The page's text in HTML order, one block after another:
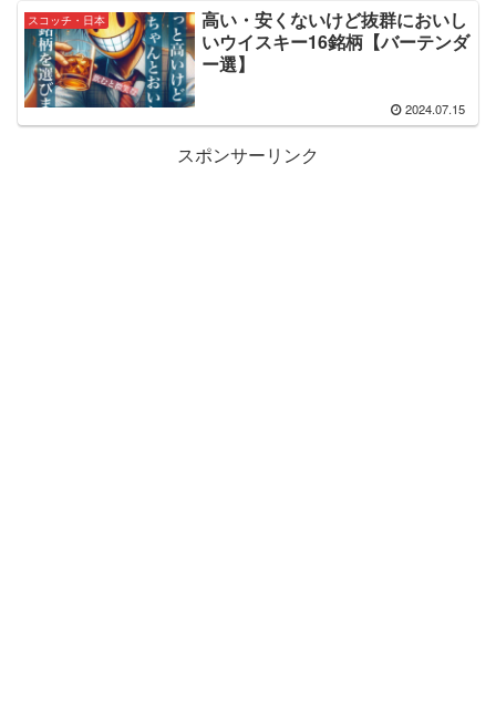
スコッチ・日本
高い・安くないけど抜群においし
いウイスキー16銘柄【バーテンダ
ー選】
2024.07.15
スポンサーリンク